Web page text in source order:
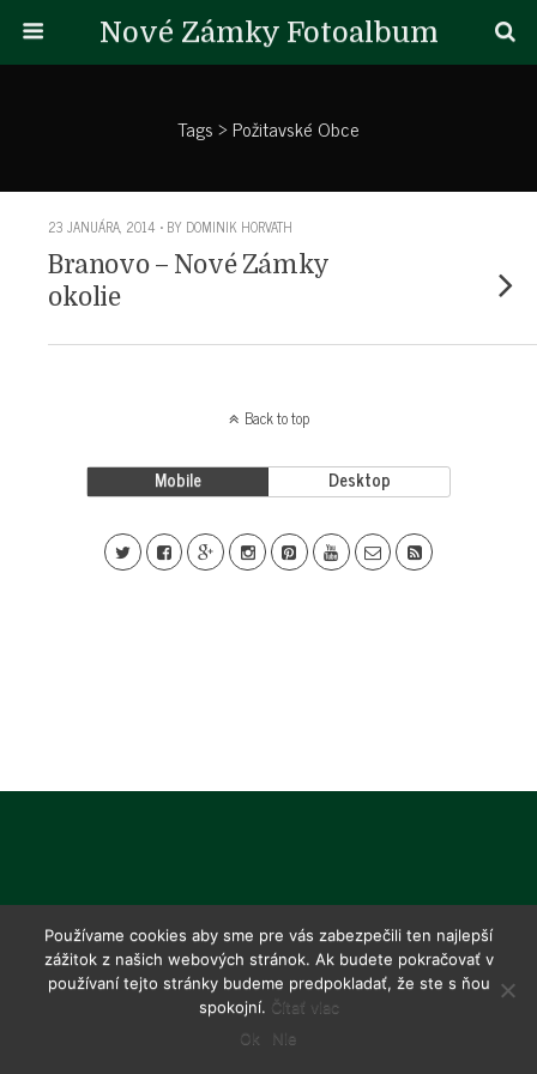
Nové Zámky Fotoalbum
Tags › Požitavské Obce
23 JANUÁRA, 2014 • BY DOMINIK HORVATH
Branovo – Nové Zámky
okolie
Back to top
Mobile Desktop
Používame cookies aby sme pre vás zabezpečili ten najlepší
zážitok z našich webových stránok. Ak budete pokračovať v
používaní tejto stránky budeme predpokladať, že ste s ňou
spokojní. Čítať viac
Ok
Nie